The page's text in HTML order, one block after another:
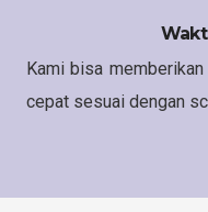
Kami bisa
cepat sesuai dengan